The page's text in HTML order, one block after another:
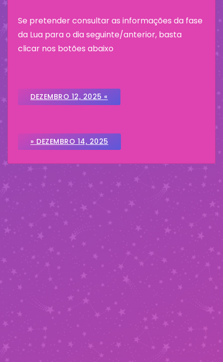
Se pretender consultar as informações da fase
da Lua para o dia seguinte/anterior, basta
clicar nos botões abaixo
DEZEMBRO 12, 2025 «
» DEZEMBRO 14, 2025